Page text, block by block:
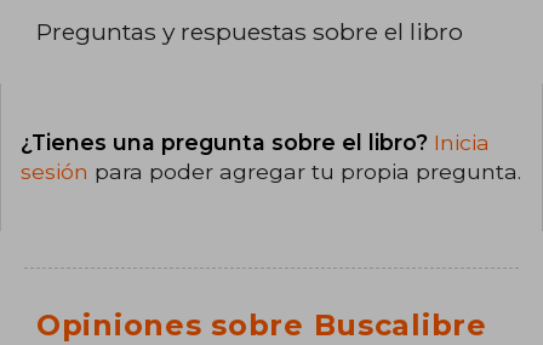
Preguntas y respuestas sobre el libro
¿Tienes una pregunta sobre el libro? Inicia
sesión para poder agregar tu propia pregunta.
Opiniones sobre Buscalibre